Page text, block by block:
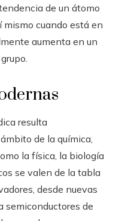
de un átomo
cuando está en
aumenta en un
resulta
de la química,
la física, la biología
se valen de la tabla
desde nuevas
semiconductores de